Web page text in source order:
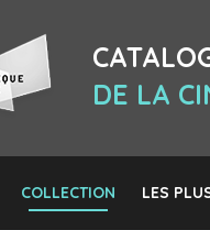
DE LA
COLLECTION LES